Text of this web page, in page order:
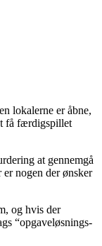
lokalerne er åbne,
få færdigspillet
at gennemgå
nogen der ønsker
og hvis der
“opgaveløsnings-